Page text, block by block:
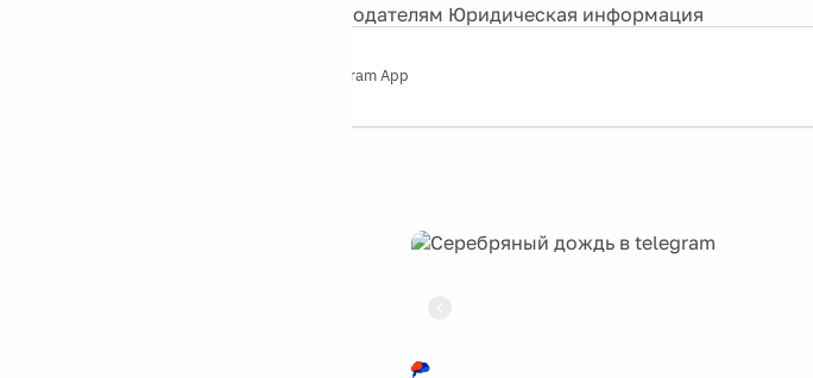
Рекламодателям Юридическая информация
Telegram App